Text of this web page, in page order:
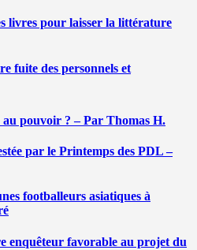
livres pour laisser la littérature
fuite des personnels et
pouvoir ? – Par Thomas H.
par le Printemps des PDL –
footballeurs asiatiques à
enquêteur favorable au projet du